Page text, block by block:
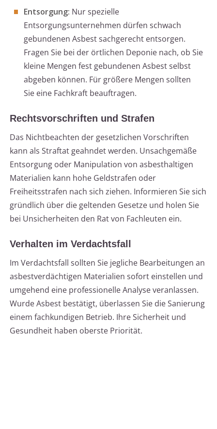
Entsorgung: Nur spezielle
Entsorgungsunternehmen dürfen schwach
gebundenen Asbest sachgerecht entsorgen.
Fragen Sie bei der örtlichen Deponie nach, ob Sie
kleine Mengen fest gebundenen Asbest selbst
abgeben können. Für größere Mengen sollten
Sie eine Fachkraft beauftragen.
Rechtsvorschriften und Strafen
Das Nichtbeachten der gesetzlichen Vorschriften
kann als Straftat geahndet werden. Unsachgemäße
Entsorgung oder Manipulation von asbesthaltigen
Materialien kann hohe Geldstrafen oder
Freiheitsstrafen nach sich ziehen. Informieren Sie sich
gründlich über die geltenden Gesetze und holen Sie
bei Unsicherheiten den Rat von Fachleuten ein.
Verhalten im Verdachtsfall
Im Verdachtsfall sollten Sie jegliche Bearbeitungen an
asbestverdächtigen Materialien sofort einstellen und
umgehend eine professionelle Analyse veranlassen.
Wurde Asbest bestätigt, überlassen Sie die Sanierung
einem fachkundigen Betrieb. Ihre Sicherheit und
Gesundheit haben oberste Priorität.